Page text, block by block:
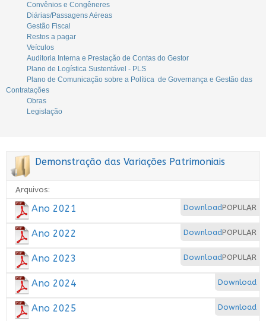
Convênios e Congêneres
Diárias/Passagens Aéreas
Gestão Fiscal
Restos a pagar
Veículos
Auditoria Interna e Prestação de Contas do Gestor
Plano de Logística Sustentável - PLS
Plano de Comunicação sobre a Política de Governança e Gestão das
Contratações
Obras
Legislação
Demonstração das Variações Patrimoniais
Arquivos:
POPULAR
Download
Ano 2021
POPULAR
Download
Ano 2022
POPULAR
Download
Ano 2023
Download
Ano 2024
Download
Ano 2025